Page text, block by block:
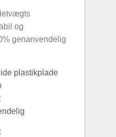
og
genanvendelig
plastikplade